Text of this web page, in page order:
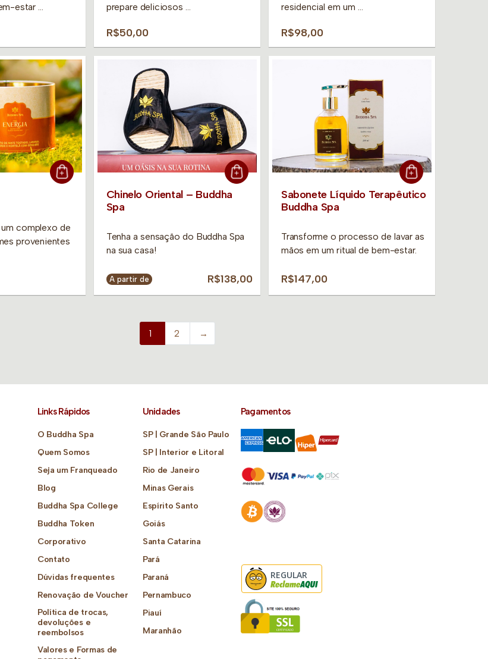
estar …
prepare deliciosos …
R$50,00
residencial em um …
R$98,00
complexo de
provenientes
Chinelo Oriental – Buddha
Spa
Tenha a sensação do Buddha Spa
na sua casa!
A partir de R$138,00
Sabonete Líquido Terapêutico
Buddha Spa
Transforme o processo de lavar as
mãos em um ritual de bem-estar.
R$147,00
1 2 →
Links Rápidos
O Buddha Spa
Quem Somos
Seja um Franqueado
Blog
Buddha Spa College
Buddha Token
Corporativo
Contato
Dúvidas frequentes
Renovação de Voucher
Política de trocas,
devoluções e
reembolsos
Valores e Formas de
Unidades
SP | Grande São Paulo
SP | Interior e Litoral
Rio de Janeiro
Minas Gerais
Espírito Santo
Goiás
Santa Catarina
Pará
Paraná
Pernambuco
Piauí
Maranhão
Pagamentos
REGULAR